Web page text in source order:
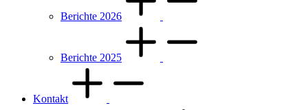
Berichte 2026
Berichte 2025
Kontakt